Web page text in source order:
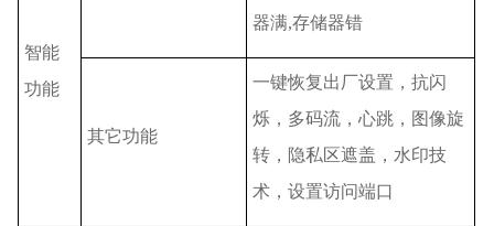
智能
功能
器满,存储器错
其它功能
一键恢复出厂设置，抗闪
烁，多码流，心跳，图像旋
转，隐私区遮盖，水印技
术，设置访问端口